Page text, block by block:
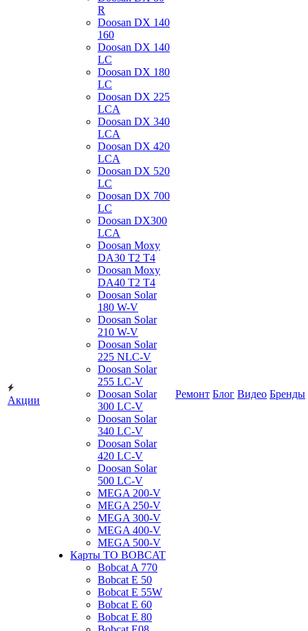
Акции
R
Doosan DX 140
160
Doosan DX 140
LC
Doosan DX 180
LC
Doosan DX 225
LCA
Doosan DX 340
LCA
Doosan DX 420
LCA
Doosan DX 520
LC
Doosan DX 700
LC
Doosan DX300
LCA
Doosan Moxy
DA30 T2 T4
Doosan Moxy
DA40 T2 T4
Doosan Solar
180 W-V
Doosan Solar
210 W-V
Doosan Solar
225 NLC-V
Doosan Solar
255 LC-V
Doosan Solar
300 LC-V
Doosan Solar
340 LC-V
Doosan Solar
420 LC-V
Doosan Solar
500 LC-V
MEGA 200-V
MEGA 250-V
MEGA 300-V
MEGA 400-V
MEGA 500-V
Карты ТО BOBCAT
Bobcat A 770
Bobcat E 50
Bobcat E 55W
Bobcat E 60
Bobcat E 80
Ремонт Блог Видео Бренды